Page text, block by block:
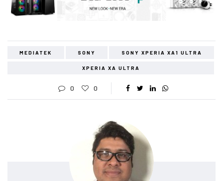
MEDIATEK SONY SONY XPERIA XA1 ULTRA
XPERIA XA ULTRA
0 0